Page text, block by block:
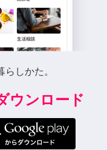
しかた。
ウンロード